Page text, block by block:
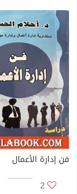
فن إدارة الأعمال
2